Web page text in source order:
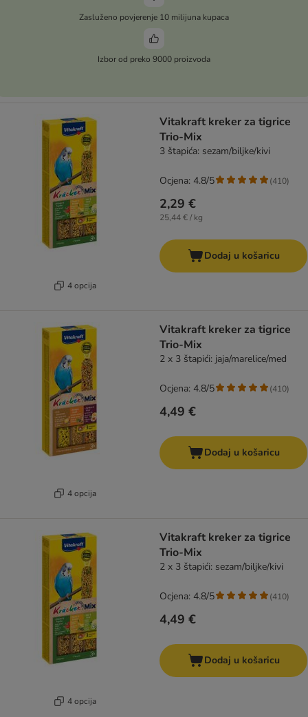
Zasluženo povjerenje 10 milijuna kupaca
Izbor od preko 9000 proizvoda
4 opcija
Vitakraft kreker za tigrice
Trio-Mix
3 štapića: sezam/biljke/kivi
2,29 €
25,44 € / kg
Ocjena: 4.8/5 (410)
Dodaj u košaricu
4 opcija
Vitakraft kreker za tigrice
Trio-Mix
2 x 3 štapići: jaja/marelice/med
4,49 €
Ocjena: 4.8/5 (410)
Dodaj u košaricu
4 opcija
Vitakraft kreker za tigrice
Trio-Mix
2 x 3 štapići: sezam/biljke/kivi
4,49 €
Ocjena: 4.8/5 (410)
Dodaj u košaricu